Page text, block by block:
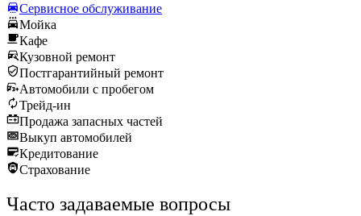
Сервисное обслуживание
Мойка
Кафе
Кузовной ремонт
Постгарантийный ремонт
Автомобили с пробегом
Трейд-ин
Продажа запасных частей
Выкуп автомобилей
Кредитование
Страхование
Часто задаваемые вопросы